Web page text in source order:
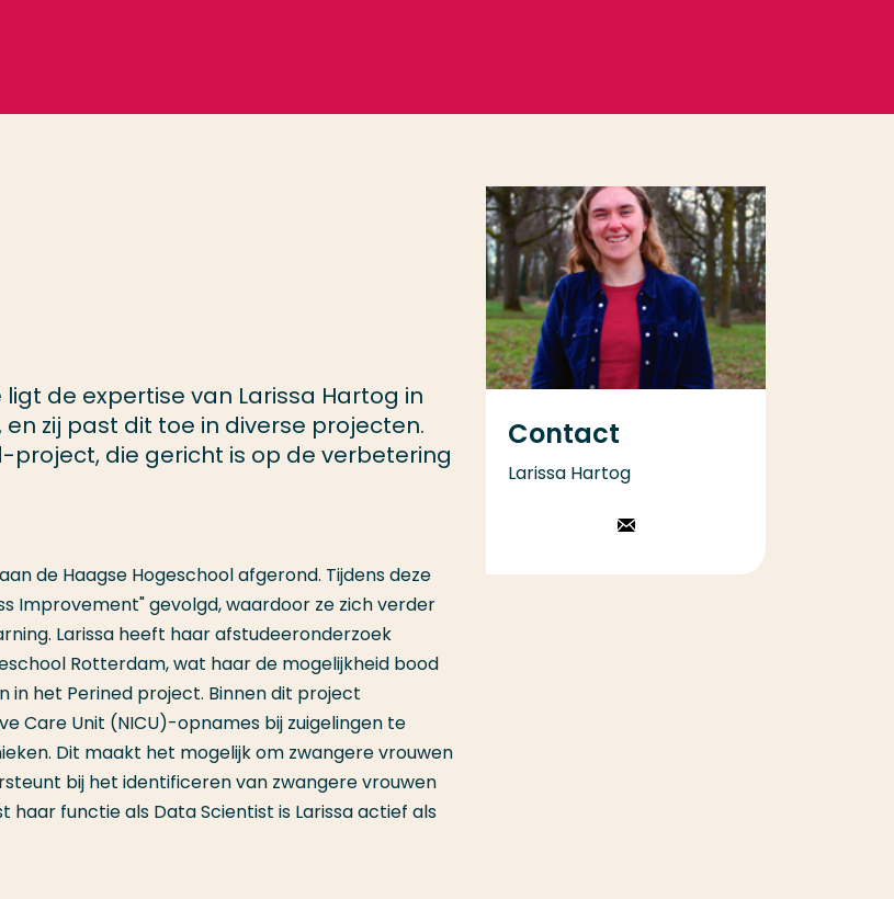
de expertise van Larissa Hartog in
zij past dit toe in diverse projecten.
project, die gericht is op de verbetering
Contact
Larissa Hartog
Stuur een
de Haagse Hogeschool afgerond. Tijdens deze
Improvement" gevolgd, waardoor ze zich verder
Larissa heeft haar afstudeeronderzoek
Rotterdam, wat haar de mogelijkheid bood
in het Perined project. Binnen dit project
Care Unit (NICU)-opnames bij zuigelingen te
Dit maakt het mogelijk om zwangere vrouwen
bij het identificeren van zwangere vrouwen
functie als Data Scientist is Larissa actief als